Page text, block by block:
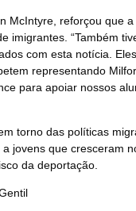
McIntyre, reforçou que
imigrantes. “Também
com esta notícia.
representando
para apoiar nossos
torno das políticas
jovens que cresceram
da deportação.